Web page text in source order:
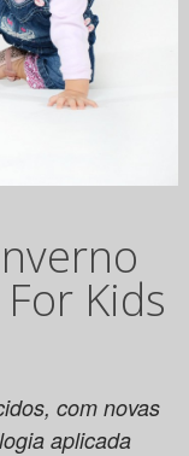
Kids
com novas
aplicada